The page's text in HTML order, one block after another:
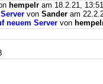
hempelr am 18.2.21, 13:51
von Sander am
neuem Server von